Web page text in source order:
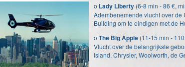
o Lady Liberty (6-8 min - 86 €,
Adembenemende vlucht over de
Building om te eindigen met de
o The Big Apple (11-15 min -
Vlucht over de belangrijkste
Island, Chrysler, Woolworth, de